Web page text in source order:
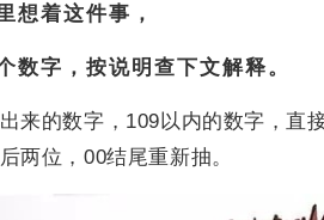
想着这件事，
数字，按说明查下文解释。
来的数字，109以内的数字，直
两位，00结尾重新抽。